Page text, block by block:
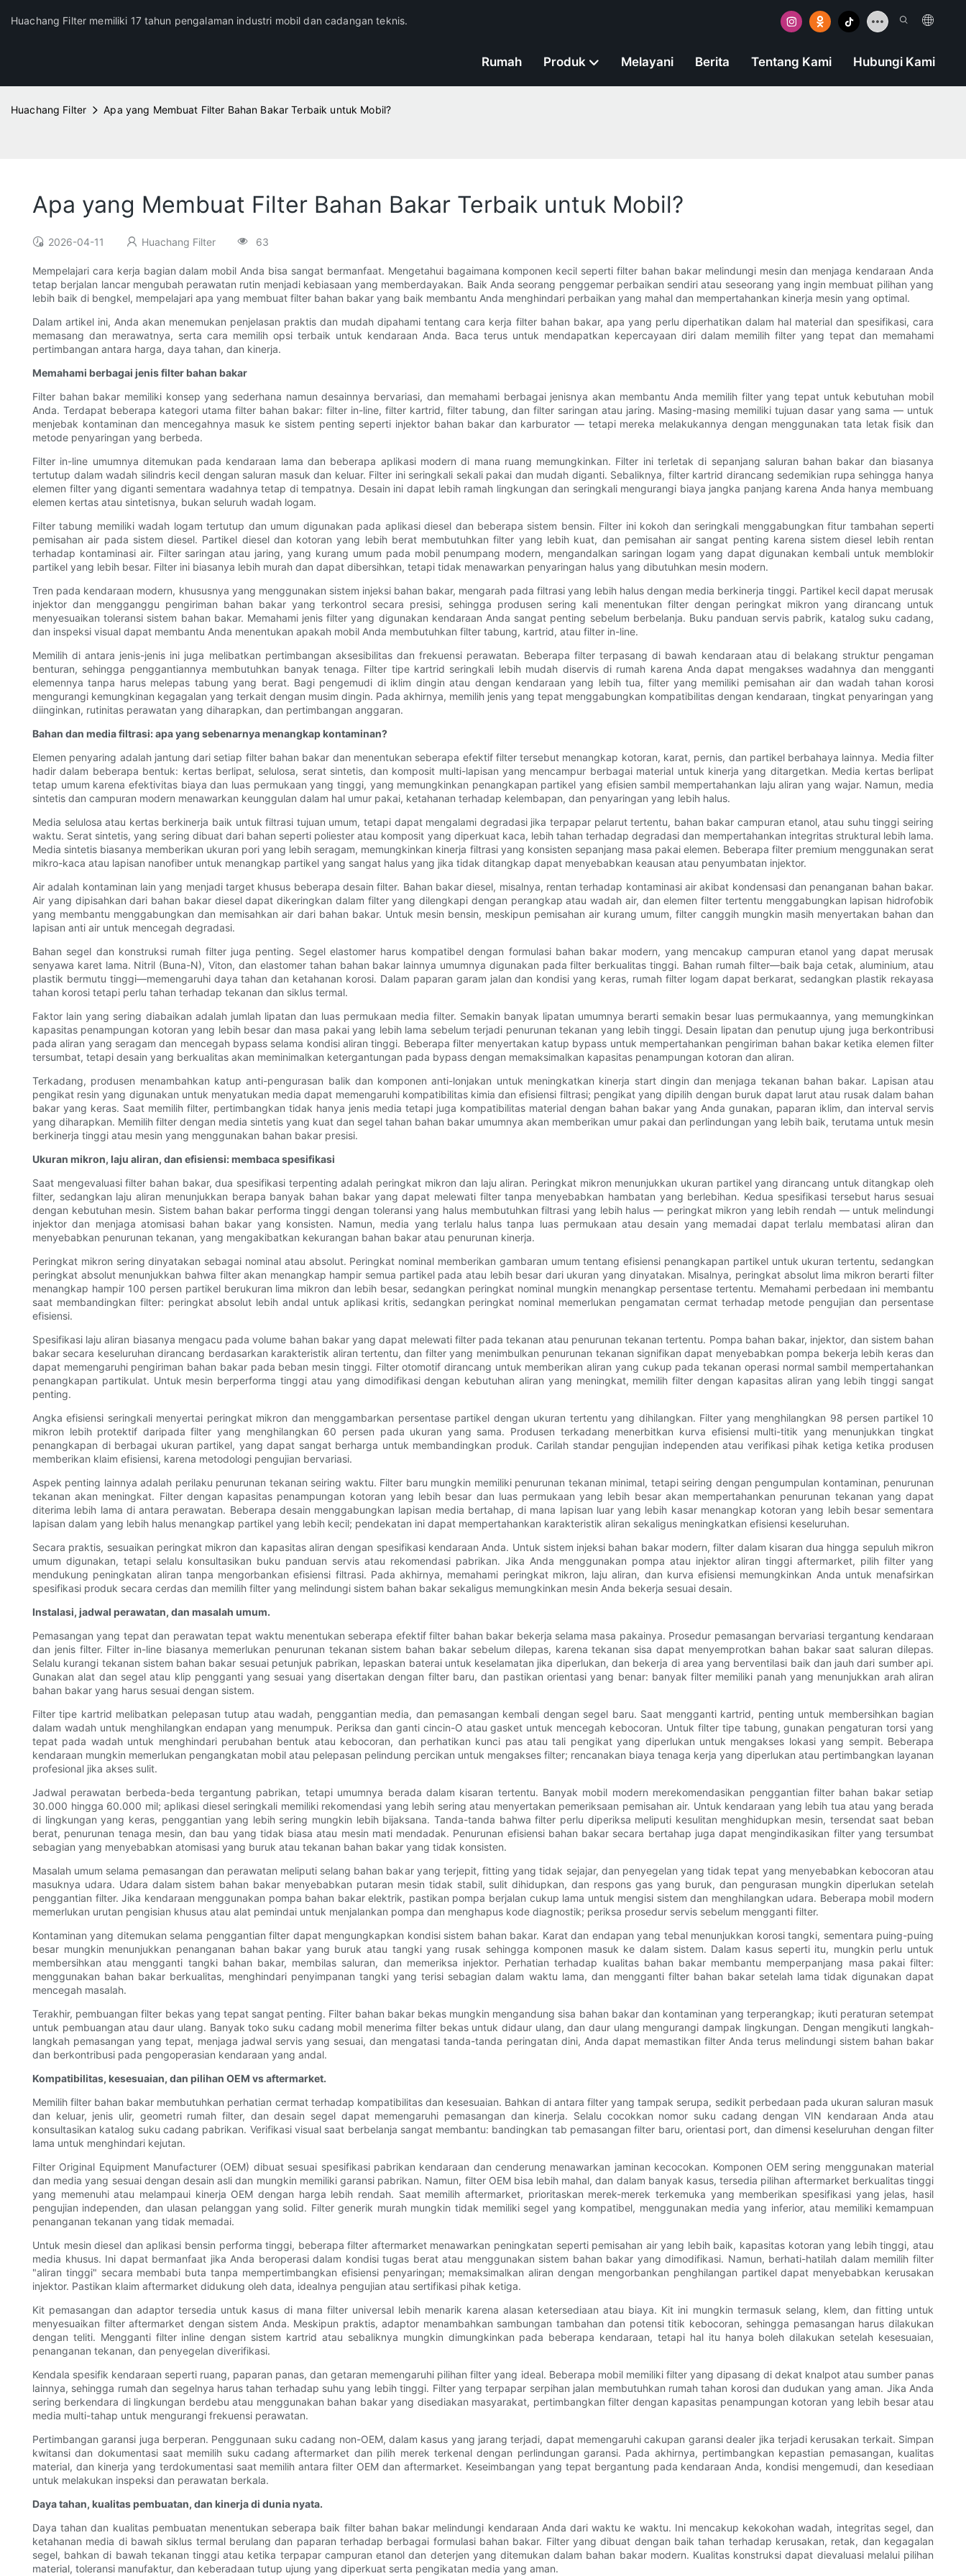
Huachang Filter memiliki 17 tahun pengalaman industri mobil dan cadangan teknis.
Rumah Produk Melayani Berita Tentang Kami Hubungi Kami
Huachang Filter Apa yang Membuat Filter Bahan Bakar Terbaik untuk Mobil?
Apa yang Membuat Filter Bahan Bakar Terbaik untuk Mobil?
2026-04-11 Huachang Filter 63
Mempelajari cara kerja bagian dalam mobil Anda bisa sangat bermanfaat. Mengetahui bagaimana komponen kecil seperti filter bahan bakar melindungi mesin dan menjaga kendaraan Anda
tetap berjalan lancar mengubah perawatan rutin menjadi kebiasaan yang memberdayakan. Baik Anda seorang penggemar perbaikan sendiri atau seseorang yang ingin membuat pilihan yang
lebih baik di bengkel, mempelajari apa yang membuat filter bahan bakar yang baik membantu Anda menghindari perbaikan yang mahal dan mempertahankan kinerja mesin yang optimal.
Dalam artikel ini, Anda akan menemukan penjelasan praktis dan mudah dipahami tentang cara kerja filter bahan bakar, apa yang perlu diperhatikan dalam hal material dan spesifikasi, cara
memasang dan merawatnya, serta cara memilih opsi terbaik untuk kendaraan Anda. Baca terus untuk mendapatkan kepercayaan diri dalam memilih filter yang tepat dan memahami
pertimbangan antara harga, daya tahan, dan kinerja.
Memahami berbagai jenis filter bahan bakar
Filter bahan bakar memiliki konsep yang sederhana namun desainnya bervariasi, dan memahami berbagai jenisnya akan membantu Anda memilih filter yang tepat untuk kebutuhan mobil
Anda. Terdapat beberapa kategori utama filter bahan bakar: filter in-line, filter kartrid, filter tabung, dan filter saringan atau jaring. Masing-masing memiliki tujuan dasar yang sama — untuk
menjebak kontaminan dan mencegahnya masuk ke sistem penting seperti injektor bahan bakar dan karburator — tetapi mereka melakukannya dengan menggunakan tata letak fisik dan
metode penyaringan yang berbeda.
Filter in-line umumnya ditemukan pada kendaraan lama dan beberapa aplikasi modern di mana ruang memungkinkan. Filter ini terletak di sepanjang saluran bahan bakar dan biasanya
tertutup dalam wadah silindris kecil dengan saluran masuk dan keluar. Filter ini seringkali sekali pakai dan mudah diganti. Sebaliknya, filter kartrid dirancang sedemikian rupa sehingga hanya
elemen filter yang diganti sementara wadahnya tetap di tempatnya. Desain ini dapat lebih ramah lingkungan dan seringkali mengurangi biaya jangka panjang karena Anda hanya membuang
elemen kertas atau sintetisnya, bukan seluruh wadah logam.
Filter tabung memiliki wadah logam tertutup dan umum digunakan pada aplikasi diesel dan beberapa sistem bensin. Filter ini kokoh dan seringkali menggabungkan fitur tambahan seperti
pemisahan air pada sistem diesel. Partikel diesel dan kotoran yang lebih berat membutuhkan filter yang lebih kuat, dan pemisahan air sangat penting karena sistem diesel lebih rentan
terhadap kontaminasi air. Filter saringan atau jaring, yang kurang umum pada mobil penumpang modern, mengandalkan saringan logam yang dapat digunakan kembali untuk memblokir
partikel yang lebih besar. Filter ini biasanya lebih murah dan dapat dibersihkan, tetapi tidak menawarkan penyaringan halus yang dibutuhkan mesin modern.
Tren pada kendaraan modern, khususnya yang menggunakan sistem injeksi bahan bakar, mengarah pada filtrasi yang lebih halus dengan media berkinerja tinggi. Partikel kecil dapat merusak
injektor dan mengganggu pengiriman bahan bakar yang terkontrol secara presisi, sehingga produsen sering kali menentukan filter dengan peringkat mikron yang dirancang untuk
menyesuaikan toleransi sistem bahan bakar. Memahami jenis filter yang digunakan kendaraan Anda sangat penting sebelum berbelanja. Buku panduan servis pabrik, katalog suku cadang,
dan inspeksi visual dapat membantu Anda menentukan apakah mobil Anda membutuhkan filter tabung, kartrid, atau filter in-line.
Memilih di antara jenis-jenis ini juga melibatkan pertimbangan aksesibilitas dan frekuensi perawatan. Beberapa filter terpasang di bawah kendaraan atau di belakang struktur pengaman
benturan, sehingga penggantiannya membutuhkan banyak tenaga. Filter tipe kartrid seringkali lebih mudah diservis di rumah karena Anda dapat mengakses wadahnya dan mengganti
elemennya tanpa harus melepas tabung yang berat. Bagi pengemudi di iklim dingin atau dengan kendaraan yang lebih tua, filter yang memiliki pemisahan air dan wadah tahan korosi
mengurangi kemungkinan kegagalan yang terkait dengan musim dingin. Pada akhirnya, memilih jenis yang tepat menggabungkan kompatibilitas dengan kendaraan, tingkat penyaringan yang
diinginkan, rutinitas perawatan yang diharapkan, dan pertimbangan anggaran.
Bahan dan media filtrasi: apa yang sebenarnya menangkap kontaminan?
Elemen penyaring adalah jantung dari setiap filter bahan bakar dan menentukan seberapa efektif filter tersebut menangkap kotoran, karat, pernis, dan partikel berbahaya lainnya. Media filter
hadir dalam beberapa bentuk: kertas berlipat, selulosa, serat sintetis, dan komposit multi-lapisan yang mencampur berbagai material untuk kinerja yang ditargetkan. Media kertas berlipat
tetap umum karena efektivitas biaya dan luas permukaan yang tinggi, yang memungkinkan penangkapan partikel yang efisien sambil mempertahankan laju aliran yang wajar. Namun, media
sintetis dan campuran modern menawarkan keunggulan dalam hal umur pakai, ketahanan terhadap kelembapan, dan penyaringan yang lebih halus.
Media selulosa atau kertas berkinerja baik untuk filtrasi tujuan umum, tetapi dapat mengalami degradasi jika terpapar pelarut tertentu, bahan bakar campuran etanol, atau suhu tinggi seiring
waktu. Serat sintetis, yang sering dibuat dari bahan seperti poliester atau komposit yang diperkuat kaca, lebih tahan terhadap degradasi dan mempertahankan integritas struktural lebih lama.
Media sintetis biasanya memberikan ukuran pori yang lebih seragam, memungkinkan kinerja filtrasi yang konsisten sepanjang masa pakai elemen. Beberapa filter premium menggunakan serat
mikro-kaca atau lapisan nanofiber untuk menangkap partikel yang sangat halus yang jika tidak ditangkap dapat menyebabkan keausan atau penyumbatan injektor.
Air adalah kontaminan lain yang menjadi target khusus beberapa desain filter. Bahan bakar diesel, misalnya, rentan terhadap kontaminasi air akibat kondensasi dan penanganan bahan bakar.
Air yang dipisahkan dari bahan bakar diesel dapat dikeringkan dalam filter yang dilengkapi dengan perangkap atau wadah air, dan elemen filter tertentu menggabungkan lapisan hidrofobik
yang membantu menggabungkan dan memisahkan air dari bahan bakar. Untuk mesin bensin, meskipun pemisahan air kurang umum, filter canggih mungkin masih menyertakan bahan dan
lapisan anti air untuk mencegah degradasi.
Bahan segel dan konstruksi rumah filter juga penting. Segel elastomer harus kompatibel dengan formulasi bahan bakar modern, yang mencakup campuran etanol yang dapat merusak
senyawa karet lama. Nitril (Buna-N), Viton, dan elastomer tahan bahan bakar lainnya umumnya digunakan pada filter berkualitas tinggi. Bahan rumah filter—baik baja cetak, aluminium, atau
plastik bermutu tinggi—memengaruhi daya tahan dan ketahanan korosi. Dalam paparan garam jalan dan kondisi yang keras, rumah filter logam dapat berkarat, sedangkan plastik rekayasa
tahan korosi tetapi perlu tahan terhadap tekanan dan siklus termal.
Faktor lain yang sering diabaikan adalah jumlah lipatan dan luas permukaan media filter. Semakin banyak lipatan umumnya berarti semakin besar luas permukaannya, yang memungkinkan
kapasitas penampungan kotoran yang lebih besar dan masa pakai yang lebih lama sebelum terjadi penurunan tekanan yang lebih tinggi. Desain lipatan dan penutup ujung juga berkontribusi
pada aliran yang seragam dan mencegah bypass selama kondisi aliran tinggi. Beberapa filter menyertakan katup bypass untuk mempertahankan pengiriman bahan bakar ketika elemen filter
tersumbat, tetapi desain yang berkualitas akan meminimalkan ketergantungan pada bypass dengan memaksimalkan kapasitas penampungan kotoran dan aliran.
Terkadang, produsen menambahkan katup anti-pengurasan balik dan komponen anti-lonjakan untuk meningkatkan kinerja start dingin dan menjaga tekanan bahan bakar. Lapisan atau
pengikat resin yang digunakan untuk menyatukan media dapat memengaruhi kompatibilitas kimia dan efisiensi filtrasi; pengikat yang dipilih dengan buruk dapat larut atau rusak dalam bahan
bakar yang keras. Saat memilih filter, pertimbangkan tidak hanya jenis media tetapi juga kompatibilitas material dengan bahan bakar yang Anda gunakan, paparan iklim, dan interval servis
yang diharapkan. Memilih filter dengan media sintetis yang kuat dan segel tahan bahan bakar umumnya akan memberikan umur pakai dan perlindungan yang lebih baik, terutama untuk mesin
berkinerja tinggi atau mesin yang menggunakan bahan bakar presisi.
Ukuran mikron, laju aliran, dan efisiensi: membaca spesifikasi
Saat mengevaluasi filter bahan bakar, dua spesifikasi terpenting adalah peringkat mikron dan laju aliran. Peringkat mikron menunjukkan ukuran partikel yang dirancang untuk ditangkap oleh
filter, sedangkan laju aliran menunjukkan berapa banyak bahan bakar yang dapat melewati filter tanpa menyebabkan hambatan yang berlebihan. Kedua spesifikasi tersebut harus sesuai
dengan kebutuhan mesin. Sistem bahan bakar performa tinggi dengan toleransi yang halus membutuhkan filtrasi yang lebih halus — peringkat mikron yang lebih rendah — untuk melindungi
injektor dan menjaga atomisasi bahan bakar yang konsisten. Namun, media yang terlalu halus tanpa luas permukaan atau desain yang memadai dapat terlalu membatasi aliran dan
menyebabkan penurunan tekanan, yang mengakibatkan kekurangan bahan bakar atau penurunan kinerja.
Peringkat mikron sering dinyatakan sebagai nominal atau absolut. Peringkat nominal memberikan gambaran umum tentang efisiensi penangkapan partikel untuk ukuran tertentu, sedangkan
peringkat absolut menunjukkan bahwa filter akan menangkap hampir semua partikel pada atau lebih besar dari ukuran yang dinyatakan. Misalnya, peringkat absolut lima mikron berarti filter
menangkap hampir 100 persen partikel berukuran lima mikron dan lebih besar, sedangkan peringkat nominal mungkin menangkap persentase tertentu. Memahami perbedaan ini membantu
saat membandingkan filter: peringkat absolut lebih andal untuk aplikasi kritis, sedangkan peringkat nominal memerlukan pengamatan cermat terhadap metode pengujian dan persentase
efisiensi.
Spesifikasi laju aliran biasanya mengacu pada volume bahan bakar yang dapat melewati filter pada tekanan atau penurunan tekanan tertentu. Pompa bahan bakar, injektor, dan sistem bahan
bakar secara keseluruhan dirancang berdasarkan karakteristik aliran tertentu, dan filter yang menimbulkan penurunan tekanan signifikan dapat menyebabkan pompa bekerja lebih keras dan
dapat memengaruhi pengiriman bahan bakar pada beban mesin tinggi. Filter otomotif dirancang untuk memberikan aliran yang cukup pada tekanan operasi normal sambil mempertahankan
penangkapan partikulat. Untuk mesin berperforma tinggi atau yang dimodifikasi dengan kebutuhan aliran yang meningkat, memilih filter dengan kapasitas aliran yang lebih tinggi sangat
penting.
Angka efisiensi seringkali menyertai peringkat mikron dan menggambarkan persentase partikel dengan ukuran tertentu yang dihilangkan. Filter yang menghilangkan 98 persen partikel 10
mikron lebih protektif daripada filter yang menghilangkan 60 persen pada ukuran yang sama. Produsen terkadang menerbitkan kurva efisiensi multi-titik yang menunjukkan tingkat
penangkapan di berbagai ukuran partikel, yang dapat sangat berharga untuk membandingkan produk. Carilah standar pengujian independen atau verifikasi pihak ketiga ketika produsen
memberikan klaim efisiensi, karena metodologi pengujian bervariasi.
Aspek penting lainnya adalah perilaku penurunan tekanan seiring waktu. Filter baru mungkin memiliki penurunan tekanan minimal, tetapi seiring dengan pengumpulan kontaminan, penurunan
tekanan akan meningkat. Filter dengan kapasitas penampungan kotoran yang lebih besar dan luas permukaan yang lebih besar akan mempertahankan penurunan tekanan yang dapat
diterima lebih lama di antara perawatan. Beberapa desain menggabungkan lapisan media bertahap, di mana lapisan luar yang lebih kasar menangkap kotoran yang lebih besar sementara
lapisan dalam yang lebih halus menangkap partikel yang lebih kecil; pendekatan ini dapat mempertahankan karakteristik aliran sekaligus meningkatkan efisiensi keseluruhan.
Secara praktis, sesuaikan peringkat mikron dan kapasitas aliran dengan spesifikasi kendaraan Anda. Untuk sistem injeksi bahan bakar modern, filter dalam kisaran dua hingga sepuluh mikron
umum digunakan, tetapi selalu konsultasikan buku panduan servis atau rekomendasi pabrikan. Jika Anda menggunakan pompa atau injektor aliran tinggi aftermarket, pilih filter yang
mendukung peningkatan aliran tanpa mengorbankan efisiensi filtrasi. Pada akhirnya, memahami peringkat mikron, laju aliran, dan kurva efisiensi memungkinkan Anda untuk menafsirkan
spesifikasi produk secara cerdas dan memilih filter yang melindungi sistem bahan bakar sekaligus memungkinkan mesin Anda bekerja sesuai desain.
Instalasi, jadwal perawatan, dan masalah umum.
Pemasangan yang tepat dan perawatan tepat waktu menentukan seberapa efektif filter bahan bakar bekerja selama masa pakainya. Prosedur pemasangan bervariasi tergantung kendaraan
dan jenis filter. Filter in-line biasanya memerlukan penurunan tekanan sistem bahan bakar sebelum dilepas, karena tekanan sisa dapat menyemprotkan bahan bakar saat saluran dilepas.
Selalu kurangi tekanan sistem bahan bakar sesuai petunjuk pabrikan, lepaskan baterai untuk keselamatan jika diperlukan, dan bekerja di area yang berventilasi baik dan jauh dari sumber api.
Gunakan alat dan segel atau klip pengganti yang sesuai yang disertakan dengan filter baru, dan pastikan orientasi yang benar: banyak filter memiliki panah yang menunjukkan arah aliran
bahan bakar yang harus sesuai dengan sistem.
Filter tipe kartrid melibatkan pelepasan tutup atau wadah, penggantian media, dan pemasangan kembali dengan segel baru. Saat mengganti kartrid, penting untuk membersihkan bagian
dalam wadah untuk menghilangkan endapan yang menumpuk. Periksa dan ganti cincin-O atau gasket untuk mencegah kebocoran. Untuk filter tipe tabung, gunakan pengaturan torsi yang
tepat pada wadah untuk menghindari perubahan bentuk atau kebocoran, dan perhatikan kunci pas atau tali pengikat yang diperlukan untuk mengakses lokasi yang sempit. Beberapa
kendaraan mungkin memerlukan pengangkatan mobil atau pelepasan pelindung percikan untuk mengakses filter; rencanakan biaya tenaga kerja yang diperlukan atau pertimbangkan layanan
profesional jika akses sulit.
Jadwal perawatan berbeda-beda tergantung pabrikan, tetapi umumnya berada dalam kisaran tertentu. Banyak mobil modern merekomendasikan penggantian filter bahan bakar setiap
30.000 hingga 60.000 mil; aplikasi diesel seringkali memiliki rekomendasi yang lebih sering atau menyertakan pemeriksaan pemisahan air. Untuk kendaraan yang lebih tua atau yang berada
di lingkungan yang keras, penggantian yang lebih sering mungkin lebih bijaksana. Tanda-tanda bahwa filter perlu diperiksa meliputi kesulitan menghidupkan mesin, tersendat saat beban
berat, penurunan tenaga mesin, dan bau yang tidak biasa atau mesin mati mendadak. Penurunan efisiensi bahan bakar secara bertahap juga dapat mengindikasikan filter yang tersumbat
sebagian yang menyebabkan atomisasi yang buruk atau tekanan bahan bakar yang tidak konsisten.
Masalah umum selama pemasangan dan perawatan meliputi selang bahan bakar yang terjepit, fitting yang tidak sejajar, dan penyegelan yang tidak tepat yang menyebabkan kebocoran atau
masuknya udara. Udara dalam sistem bahan bakar menyebabkan putaran mesin tidak stabil, sulit dihidupkan, dan respons gas yang buruk, dan pengurasan mungkin diperlukan setelah
penggantian filter. Jika kendaraan menggunakan pompa bahan bakar elektrik, pastikan pompa berjalan cukup lama untuk mengisi sistem dan menghilangkan udara. Beberapa mobil modern
memerlukan urutan pengisian khusus atau alat pemindai untuk menjalankan pompa dan menghapus kode diagnostik; periksa prosedur servis sebelum mengganti filter.
Kontaminan yang ditemukan selama penggantian filter dapat mengungkapkan kondisi sistem bahan bakar. Karat dan endapan yang tebal menunjukkan korosi tangki, sementara puing-puing
besar mungkin menunjukkan penanganan bahan bakar yang buruk atau tangki yang rusak sehingga komponen masuk ke dalam sistem. Dalam kasus seperti itu, mungkin perlu untuk
membersihkan atau mengganti tangki bahan bakar, membilas saluran, dan memeriksa injektor. Perhatian terhadap kualitas bahan bakar membantu memperpanjang masa pakai filter:
menggunakan bahan bakar berkualitas, menghindari penyimpanan tangki yang terisi sebagian dalam waktu lama, dan mengganti filter bahan bakar setelah lama tidak digunakan dapat
mencegah masalah.
Terakhir, pembuangan filter bekas yang tepat sangat penting. Filter bahan bakar bekas mungkin mengandung sisa bahan bakar dan kontaminan yang terperangkap; ikuti peraturan setempat
untuk pembuangan atau daur ulang. Banyak toko suku cadang mobil menerima filter bekas untuk didaur ulang, dan daur ulang mengurangi dampak lingkungan. Dengan mengikuti langkah-
langkah pemasangan yang tepat, menjaga jadwal servis yang sesuai, dan mengatasi tanda-tanda peringatan dini, Anda dapat memastikan filter Anda terus melindungi sistem bahan bakar
dan berkontribusi pada pengoperasian kendaraan yang andal.
Kompatibilitas, kesesuaian, dan pilihan OEM vs aftermarket.
Memilih filter bahan bakar membutuhkan perhatian cermat terhadap kompatibilitas dan kesesuaian. Bahkan di antara filter yang tampak serupa, sedikit perbedaan pada ukuran saluran masuk
dan keluar, jenis ulir, geometri rumah filter, dan desain segel dapat memengaruhi pemasangan dan kinerja. Selalu cocokkan nomor suku cadang dengan VIN kendaraan Anda atau
konsultasikan katalog suku cadang pabrikan. Verifikasi visual saat berbelanja sangat membantu: bandingkan tab pemasangan filter baru, orientasi port, dan dimensi keseluruhan dengan filter
lama untuk menghindari kejutan.
Filter Original Equipment Manufacturer (OEM) dibuat sesuai spesifikasi pabrikan kendaraan dan cenderung menawarkan jaminan kecocokan. Komponen OEM sering menggunakan material
dan media yang sesuai dengan desain asli dan mungkin memiliki garansi pabrikan. Namun, filter OEM bisa lebih mahal, dan dalam banyak kasus, tersedia pilihan aftermarket berkualitas tinggi
yang memenuhi atau melampaui kinerja OEM dengan harga lebih rendah. Saat memilih aftermarket, prioritaskan merek-merek terkemuka yang memberikan spesifikasi yang jelas, hasil
pengujian independen, dan ulasan pelanggan yang solid. Filter generik murah mungkin tidak memiliki segel yang kompatibel, menggunakan media yang inferior, atau memiliki kemampuan
penanganan tekanan yang tidak memadai.
Untuk mesin diesel dan aplikasi bensin performa tinggi, beberapa filter aftermarket menawarkan peningkatan seperti pemisahan air yang lebih baik, kapasitas kotoran yang lebih tinggi, atau
media khusus. Ini dapat bermanfaat jika Anda beroperasi dalam kondisi tugas berat atau menggunakan sistem bahan bakar yang dimodifikasi. Namun, berhati-hatilah dalam memilih filter
"aliran tinggi" secara membabi buta tanpa mempertimbangkan efisiensi penyaringan; memaksimalkan aliran dengan mengorbankan penghilangan partikel dapat menyebabkan kerusakan
injektor. Pastikan klaim aftermarket didukung oleh data, idealnya pengujian atau sertifikasi pihak ketiga.
Kit pemasangan dan adaptor tersedia untuk kasus di mana filter universal lebih menarik karena alasan ketersediaan atau biaya. Kit ini mungkin termasuk selang, klem, dan fitting untuk
menyesuaikan filter aftermarket dengan sistem Anda. Meskipun praktis, adaptor menambahkan sambungan tambahan dan potensi titik kebocoran, sehingga pemasangan harus dilakukan
dengan teliti. Mengganti filter inline dengan sistem kartrid atau sebaliknya mungkin dimungkinkan pada beberapa kendaraan, tetapi hal itu hanya boleh dilakukan setelah kesesuaian,
penanganan tekanan, dan penyegelan diverifikasi.
Kendala spesifik kendaraan seperti ruang, paparan panas, dan getaran memengaruhi pilihan filter yang ideal. Beberapa mobil memiliki filter yang dipasang di dekat knalpot atau sumber panas
lainnya, sehingga rumah dan segelnya harus tahan terhadap suhu yang lebih tinggi. Filter yang terpapar serpihan jalan membutuhkan rumah tahan korosi dan dudukan yang aman. Jika Anda
sering berkendara di lingkungan berdebu atau menggunakan bahan bakar yang disediakan masyarakat, pertimbangkan filter dengan kapasitas penampungan kotoran yang lebih besar atau
media multi-tahap untuk mengurangi frekuensi perawatan.
Pertimbangan garansi juga berperan. Penggunaan suku cadang non-OEM, dalam kasus yang jarang terjadi, dapat memengaruhi cakupan garansi dealer jika terjadi kerusakan terkait. Simpan
kwitansi dan dokumentasi saat memilih suku cadang aftermarket dan pilih merek terkenal dengan perlindungan garansi. Pada akhirnya, pertimbangkan kepastian pemasangan, kualitas
material, dan kinerja yang terdokumentasi saat memilih antara filter OEM dan aftermarket. Keseimbangan yang tepat bergantung pada kendaraan Anda, kondisi mengemudi, dan kesediaan
untuk melakukan inspeksi dan perawatan berkala.
Daya tahan, kualitas pembuatan, dan kinerja di dunia nyata.
Daya tahan dan kualitas pembuatan menentukan seberapa baik filter bahan bakar melindungi kendaraan Anda dari waktu ke waktu. Ini mencakup kekokohan wadah, integritas segel, dan
ketahanan media di bawah siklus termal berulang dan paparan terhadap berbagai formulasi bahan bakar. Filter yang dibuat dengan baik tahan terhadap kerusakan, retak, dan kegagalan
segel, bahkan di bawah tekanan tinggi atau ketika terpapar campuran etanol dan deterjen yang ditemukan dalam bahan bakar modern. Kualitas konstruksi dapat dievaluasi melalui pilihan
material, toleransi manufaktur, dan keberadaan tutup ujung yang diperkuat serta pengikatan media yang aman.